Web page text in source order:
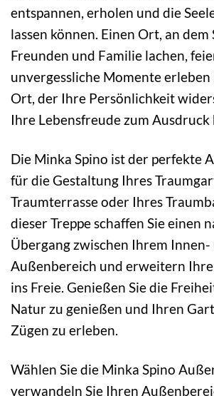
entspannen, erholen und die
lassen können. Einen Ort, an dem
Freunden und Familie lachen,
unvergessliche Momente erleben
Ort, der Ihre Persönlichkeit
Ihre Lebensfreude zum
Die Minka Spino ist der perfekte
für die Gestaltung Ihres
Traumterrasse oder Ihres
dieser Treppe schaffen Sie einen
Übergang zwischen Ihrem Innen-
Außenbereich und erweitern
ins Freie. Genießen Sie die
Natur zu genießen und Ihren
Zügen zu erleben.
Wählen Sie die Minka Spino
verwandeln Sie Ihren